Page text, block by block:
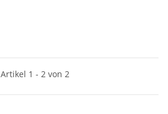
Artikel 1 - 2 von 2